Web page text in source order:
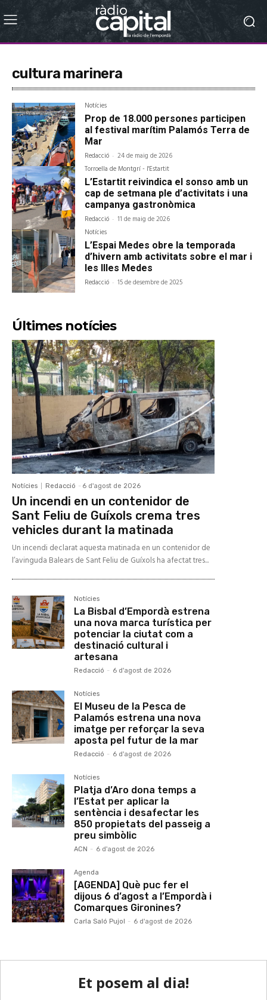
cultura marinera
Notícies
Prop de 18.000 persones participen
al festival marítim Palamós Terra de
Mar
Redacció - 24 de maig de 2026
Torroella de Montgrí - l'Estartit
L’Estartit reivindica el sonso amb un
cap de setmana ple d’activitats i una
campanya gastronòmica
Redacció - 11 de maig de 2026
Notícies
L’Espai Medes obre la temporada
d’hivern amb activitats sobre el mar i
les Illes Medes
Redacció - 15 de desembre de 2025
Últimes notícies
Notícies Redacció - 6 d'agost de 2026
Un incendi en un contenidor de
Sant Feliu de Guíxols crema tres
vehicles durant la matinada
Un incendi declarat aquesta matinada en un contenidor de
l’avinguda Balears de Sant Feliu de Guíxols ha afectat tres...
Notícies
La Bisbal d’Empordà estrena
una nova marca turística per
potenciar la ciutat com a
destinació cultural i
artesana
Redacció - 6 d'agost de 2026
Notícies
El Museu de la Pesca de
Palamós estrena una nova
imatge per reforçar la seva
aposta pel futur de la mar
Redacció - 6 d'agost de 2026
Notícies
Platja d’Aro dona temps a
l’Estat per aplicar la
sentència i desafectar les
850 propietats del passeig a
preu simbòlic
ACN - 6 d'agost de 2026
Agenda
[AGENDA] Què puc fer el
dijous 6 d’agost a l’Empordà i
Comarques Gironines?
Carla Saló Pujol - 6 d'agost de 2026